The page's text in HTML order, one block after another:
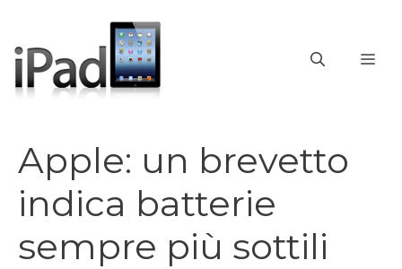
contenuto
Apple: un brevetto
indica batterie
sempre più sottili